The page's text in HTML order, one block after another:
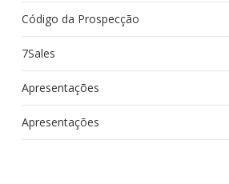
Código da Prospecção
7Sales
Apresentações
Apresentações